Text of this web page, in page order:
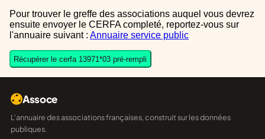
Pour trouver le greffe des associations auquel vous devrez
ensuite envoyer le CERFA completé, reportez-vous sur
l'annuaire suivant : Annuaire service public
Récupérer le cerfa 13971*03 pré-rempli
Assoce
L'annuaire des associations françaises, construit sur les données
publiques.